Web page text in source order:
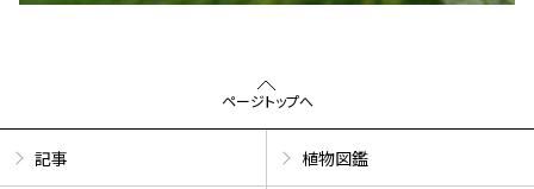
ページトップへ
記事 植物図鑑